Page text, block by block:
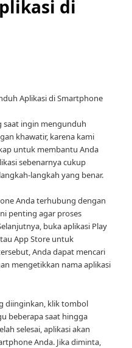
di
Aplikasi di Smartphone
saat ingin mengunduh
khawatir, karena kami
untuk membantu Anda
sebenarnya cukup
langkah yang benar.
Anda terhubung dengan
penting agar proses
buka aplikasi Play
App Store untuk
Anda dapat mencari
mengetikkan nama aplikasi
diinginkan, klik tombol
beberapa saat hingga
selesai, aplikasi akan
Anda. Jika diminta,